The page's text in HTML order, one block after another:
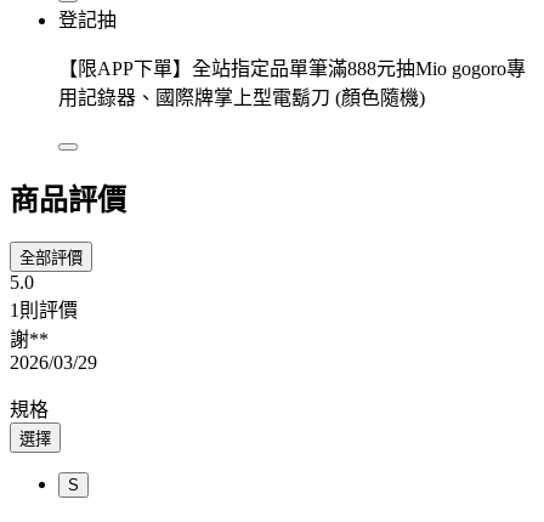
登記抽
【限APP下單】全站指定品單筆滿888元抽Mio gogoro專
用記錄器、國際牌掌上型電鬍刀 (顏色隨機)
商品評價
全部評價
5.0
1則評價
謝**
2026/03/29
規格
選擇
S